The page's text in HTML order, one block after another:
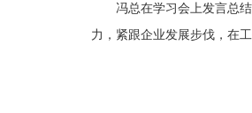
冯总在学习会上发言总
力，紧跟企业发展步伐，在